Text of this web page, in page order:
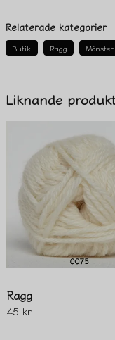
Liknande
Ragg
45 kr
Fråga oss något
Namn
emailMejladress
Ja, ni får
Relaterade kategorier
Butik Ragg Mönster